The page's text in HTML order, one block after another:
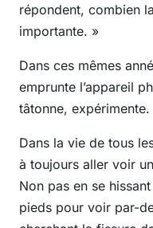
répondent, combien
importante. »
Dans ces mêmes
emprunte l’appareil
tâtonne,
Dans la vie de tous
à toujours aller voir
Non pas en se
pieds pour voir par-